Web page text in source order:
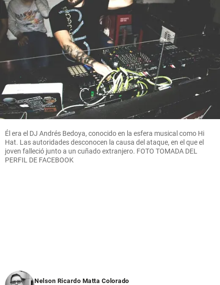
Él era el DJ Andrés Bedoya, conocido en la esfera musical como Hi
Hat. Las autoridades desconocen la causa del ataque, en el que el
joven falleció junto a un cuñado extranjero. FOTO TOMADA DEL
PERFIL DE FACEBOOK
Nelson Ricardo Matta Colorado